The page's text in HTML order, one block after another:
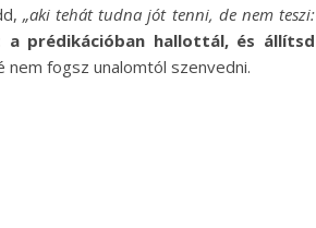
„aki tehát tudna jót tenni, de nem teszi:
a prédikációban hallottál, és állítsd
fogsz unalomtól szenvedni.